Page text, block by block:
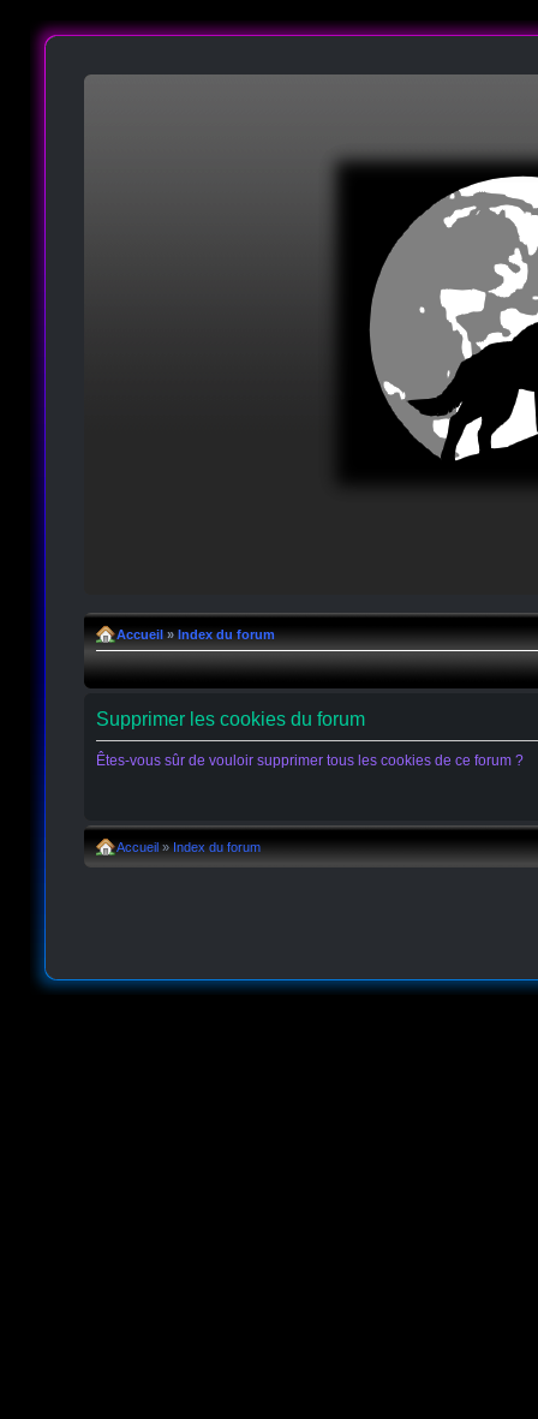
Accueil » Index du forum
Supprimer les cookies du forum
Êtes-vous sûr de vouloir supprimer tous les cookies de ce forum ?
Accueil » Index du forum